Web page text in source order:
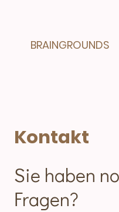
BRAINGROUNDS
Kontakt
Sie haben
Fragen?